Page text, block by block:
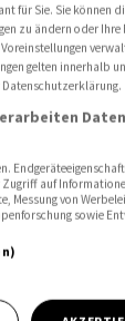
dazu
von
am
mit staatlicher
seien
von
für Sie. Sie können
zu ändern oder Ihre
gelten innerhalb
auf
Messung von
sowie